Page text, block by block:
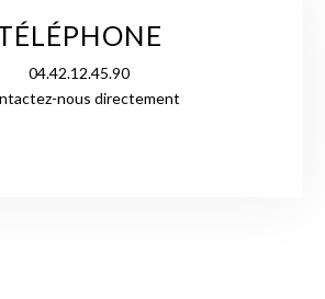
04.42.12.45.90
nous directement